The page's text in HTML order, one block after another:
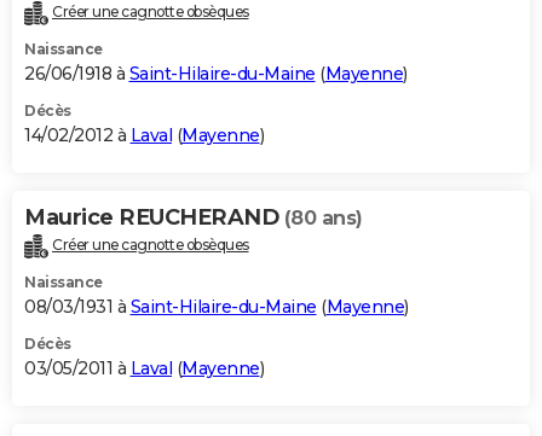
Créer une cagnotte obsèques
Naissance
26/06/1918 à Saint-Hilaire-du-Maine (Mayenne)
Décès
14/02/2012 à Laval (Mayenne)
Maurice REUCHERAND (80 ans)
Créer une cagnotte obsèques
Naissance
08/03/1931 à Saint-Hilaire-du-Maine (Mayenne)
Décès
03/05/2011 à Laval (Mayenne)